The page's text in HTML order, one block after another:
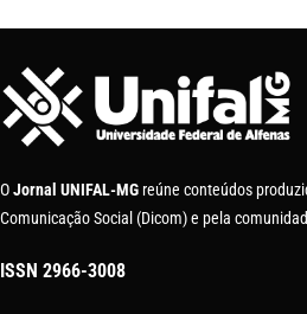
OJornal UNIFAL-MG reúne conteúdos
Comunicação Social (Dicom) e pela
ISSN 2966-3008